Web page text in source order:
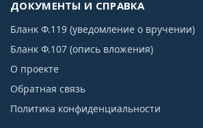
ДОКУМЕНТЫ И СПРАВКА
Бланк Ф.119 (уведомление о вручении)
Бланк Ф.107 (опись вложения)
О проекте
Обратная связь
Политика конфиденциальности